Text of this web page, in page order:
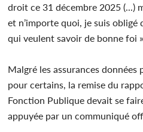
droit ce 31 décembre 2025 (...)
et n’importe quoi, je suis obligé
qui veulent savoir de bonne foi
Malgré les assurances données
pour certains, la remise du
Fonction Publique devait se
appuyée par un communiqué